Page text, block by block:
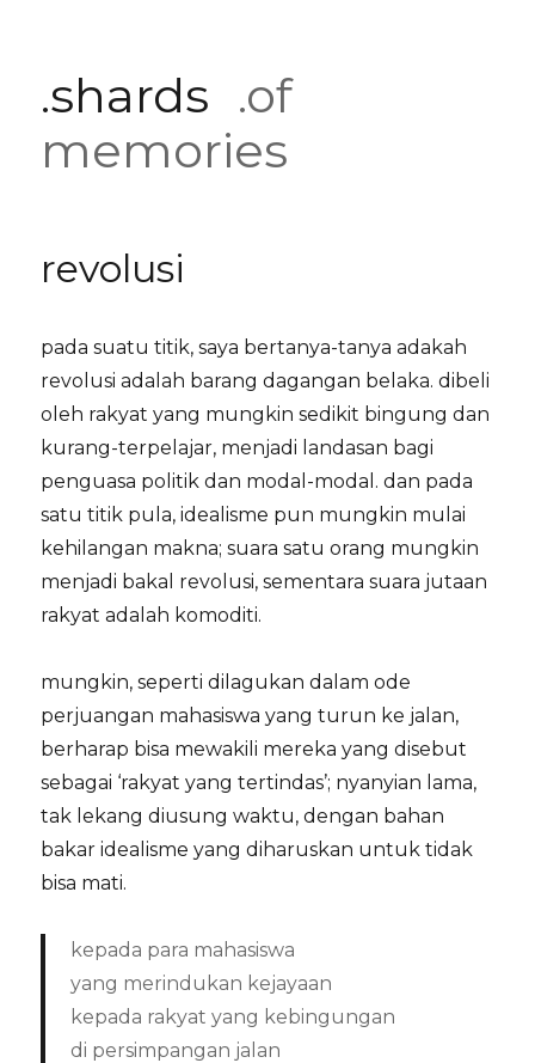
.shards .of
memories
revolusi
pada suatu titik, saya bertanya-tanya adakah
revolusi adalah barang dagangan belaka. dibeli
oleh rakyat yang mungkin sedikit bingung dan
kurang-terpelajar, menjadi landasan bagi
penguasa politik dan modal-modal. dan pada
satu titik pula, idealisme pun mungkin mulai
kehilangan makna; suara satu orang mungkin
menjadi bakal revolusi, sementara suara jutaan
rakyat adalah komoditi.
mungkin, seperti dilagukan dalam ode
perjuangan mahasiswa yang turun ke jalan,
berharap bisa mewakili mereka yang disebut
sebagai ‘rakyat yang tertindas’; nyanyian lama,
tak lekang diusung waktu, dengan bahan
bakar idealisme yang diharuskan untuk tidak
bisa mati.
kepada para mahasiswa
yang merindukan kejayaan
kepada rakyat yang kebingungan
di persimpangan jalan